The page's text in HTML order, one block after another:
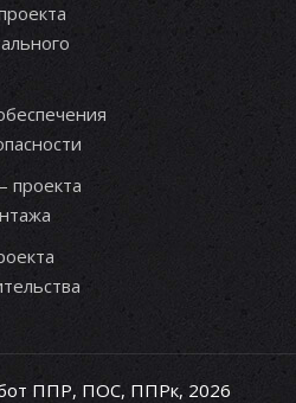
ППР, ПОС, ППРк, 2026